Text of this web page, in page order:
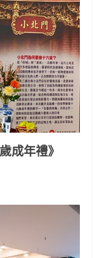
成年禮》